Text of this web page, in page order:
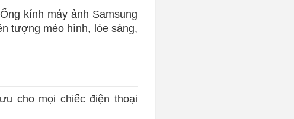
kính máy ảnh Samsung
tượng méo hình, lóe sáng,
cho mọi chiếc điện thoại